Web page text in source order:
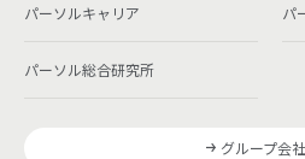
パーソルキャリア パ
パーソル総合研究所
グループ会